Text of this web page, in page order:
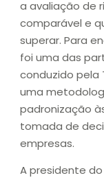
a avaliação de
comparável e
superar. Para
foi uma das
conduzido pela
uma
padronização
tomada de
empresas.
A presidente do